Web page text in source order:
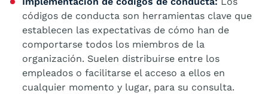
códigos de conducta son herramientas clave que
establecen las expectativas de cómo han de
comportarse todos los miembros de la
organización. Suelen distribuirse entre los
empleados o facilitarse el acceso a ellos en
cualquier momento y lugar, para su consulta.